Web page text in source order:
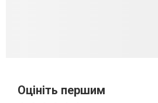
Оцініть першим